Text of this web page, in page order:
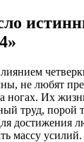
не любят
ногах. Их
труд, порой
достижения
массу усилий.